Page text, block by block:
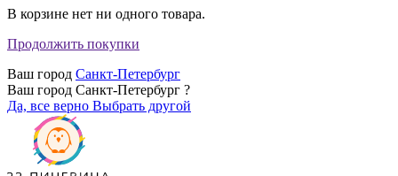
В корзине нет ни одного товара.
Продолжить покупки
Ваш город Санкт-Петербург
Ваш город Санкт-Петербург ?
Да, все верно Выбрать другой